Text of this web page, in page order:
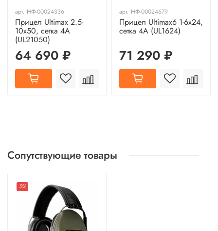
арт. НФ-00024336
Прицел Ultimax 2.5-
10x50, сетка 4A
(UL21050)
64 690 ₽
арт. НФ-00024679
Прицел Ultimax6 1-6x24,
сетка 4A (UL1624)
71 290 ₽
Сопутствующие товары
-5%